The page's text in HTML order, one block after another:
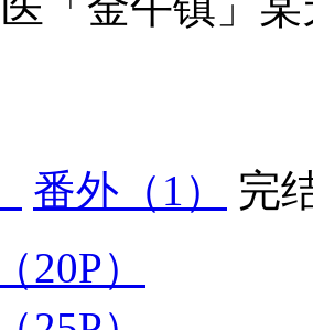
番外 （1）
完
（20P）